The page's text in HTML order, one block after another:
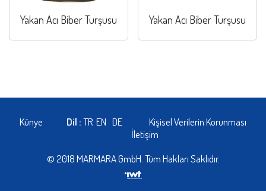
Yakan Acı Biber Turşusu Yakan Acı Biber Turşusu
Künye Dil :TR EN DE
Kişisel Verilerin Korunması
İletişim
© 2018 MARMARA GmbH. Tüm Hakları Saklıdır.